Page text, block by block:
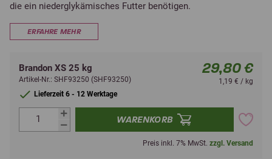
die ein niederglykämisches Futter benötigen.
ERFAHRE MEHR
Brandon XS 25 kg
Artikel-Nr.: SHF93250 (SHF93250)
Lieferzeit 6 - 12 Werktage
29,80 €
1,19 € / kg
WARENKORB
Preis inkl. 7% MwSt. zzgl. Versand